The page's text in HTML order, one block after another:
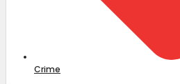
Crime